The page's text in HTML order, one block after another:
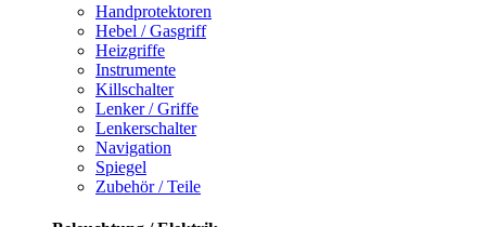
Handprotektoren
Hebel / Gasgriff
Heizgriffe
Instrumente
Killschalter
Lenker / Griffe
Lenkerschalter
Navigation
Spiegel
Zubehör / Teile